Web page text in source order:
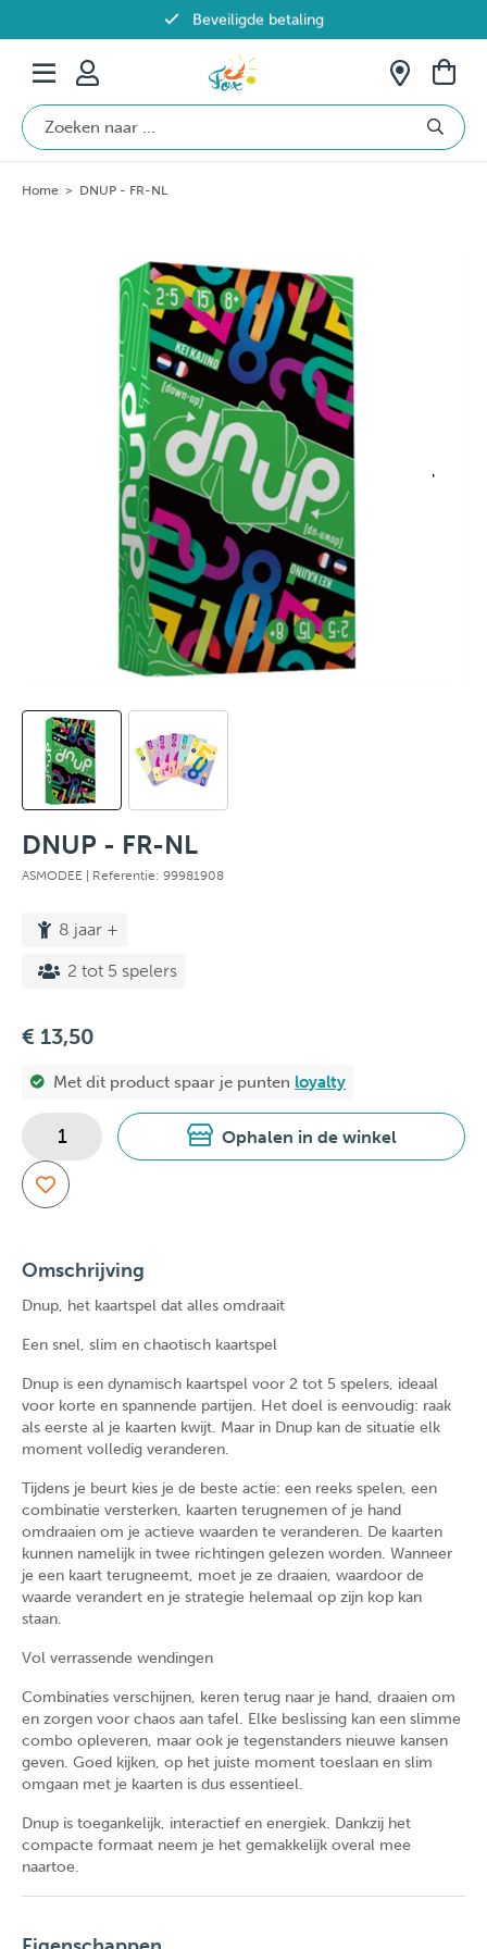
Beveiligde betaling
Gratis verzending vanaf €69 in België
Home > DNUP - FR-NL
DNUP - FR-NL
ASMODEE | Referentie: 99981908
8 jaar +
2 tot 5 spelers
€ 13,50
Met dit product spaar je punten loyalty
Ophalen in de winkel
Omschrijving
Dnup, het kaartspel dat alles omdraait
Een snel, slim en chaotisch kaartspel
Dnup is een dynamisch kaartspel voor 2 tot 5 spelers, ideaal
voor korte en spannende partijen. Het doel is eenvoudig: raak
als eerste al je kaarten kwijt. Maar in Dnup kan de situatie elk
moment volledig veranderen.
Tijdens je beurt kies je de beste actie: een reeks spelen, een
combinatie versterken, kaarten terugnemen of je hand
omdraaien om je actieve waarden te veranderen. De kaarten
kunnen namelijk in twee richtingen gelezen worden. Wanneer
je een kaart terugneemt, moet je ze draaien, waardoor de
waarde verandert en je strategie helemaal op zijn kop kan
staan.
Vol verrassende wendingen
Combinaties verschijnen, keren terug naar je hand, draaien om
en zorgen voor chaos aan tafel. Elke beslissing kan een slimme
combo opleveren, maar ook je tegenstanders nieuwe kansen
geven. Goed kijken, op het juiste moment toeslaan en slim
omgaan met je kaarten is dus essentieel.
Dnup is toegankelijk, interactief en energiek. Dankzij het
compacte formaat neem je het gemakkelijk overal mee
naartoe.